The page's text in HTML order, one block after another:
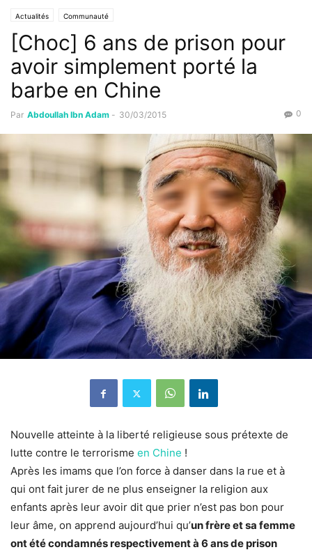
Actualités Communauté
[Choc] 6 ans de prison pour
avoir simplement porté la
barbe en Chine
Par Abdoullah Ibn Adam - 30/03/2015 0
Nouvelle atteinte à la liberté religieuse sous prétexte de
lutte contre le terrorisme en Chine !
Après les imams que l’on force à danser dans la rue et à
qui ont fait jurer de ne plus enseigner la religion aux
enfants après leur avoir dit que prier n’est pas bon pour
leur âme, on apprend aujourd’hui qu’un frère et sa femme
ont été condamnés respectivement à 6 ans de prison